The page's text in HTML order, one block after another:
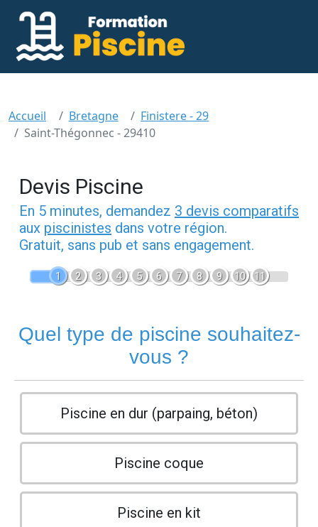
Accueil Bretagne
Finistere - 29
Saint-Thégonnec - 29410
Devis Piscine
En 5 minutes, demandez 3 devis comparatifs
aux piscinistes dans votre région.
Gratuit, sans pub et sans engagement.
1 2 3 4 5 6 7 8 9 10 11
Quel type de piscine souhaitez-
vous ?
Piscine en dur (parpaing, béton)
Piscine coque
Piscine en kit